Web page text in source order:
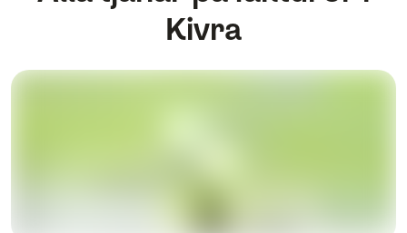
Kivra